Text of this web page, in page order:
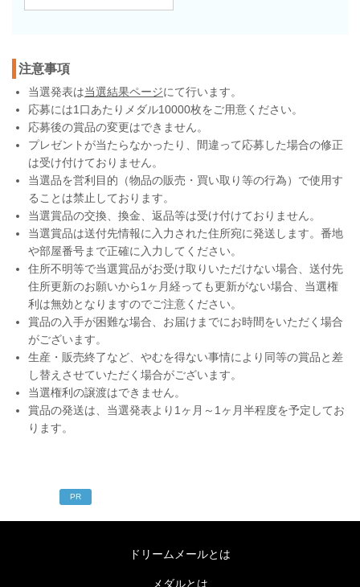
注意事項
当選発表は当選結果ページにて行います。
応募には1口あたりメダル10000枚をご用意ください。
応募後の賞品の変更はできません。
プレゼントが当たらなかったり、間違って応募した場合の修正
は受け付けておりません。
当選品を営利目的（物品の販売・買い取り等の行為）で使用す
ることは禁止しております。
当選賞品の交換、換金、返品等は受け付けておりません。
当選賞品は送付先情報に入力された住所宛に発送します。番地
や部屋番号まで正確に入力してください。
住所不明等で当選賞品がお受け取りいただけない場合、送付先
住所更新のお願いから1ヶ月経っても更新がない場合、当選権
利は無効となりますのでご注意ください。
賞品の入手が困難な場合、お届けまでにお時間をいただく場合
がございます。
生産・販売終了など、やむを得ない事情により同等の賞品と差
し替えさせていただく場合がございます。
当選権利の譲渡はできません。
賞品の発送は、当選発表より1ヶ月～1ヶ月半程度を予定してお
ります。
PR
ドリームメールとは
メダルとは